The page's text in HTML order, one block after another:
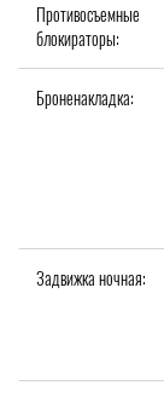
Противосъемные
блокираторы:
Броненакладка:
Задвижка ночная: